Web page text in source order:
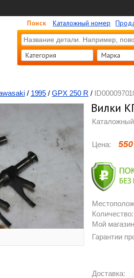
Поиск Каталожный номер
Категория Марка
/ 1995 / GPX 250 R /
Вилки
Цена: 550
Количество:
Мой магазин
Гарантии
Доставка: